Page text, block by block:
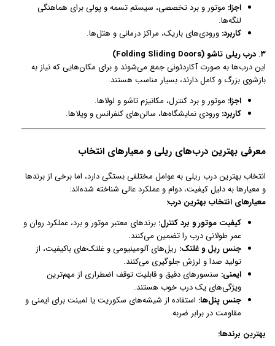
اجزا: موتور و برد تخصصی، سیستم تسمه و پولی برای هماهنگی
لنگه‌ها.
کاربرد: ورودی‌های باریک، مراکز درمانی و هتل‌ها.
۳. درب ریلی تاشو (Folding Sliding Doors)
این درب‌ها به صورت آکاردئونی جمع می‌شوند و برای مکان‌هایی که نیاز به
بازشوی بزرگ و کامل دارند، بسیار مناسب هستند.
اجزا: موتور و برد کنترل، مکانیزم تاشو و لولاها.
کاربرد: ورودی نمایشگاه‌ها، سالن‌های کنفرانس و ویلاها.
معرفی بهترین درب‌های ریلی و معیارهای انتخاب
انتخاب بهترین درب ریلی به عوامل مختلفی بستگی دارد، اما برخی از برندها
و معیارها به دلیل کیفیت، دوام و عملکرد عالی شناخته شده‌اند:
معیارهای انتخاب بهترین درب:
کیفیت موتور و برد کنترل: برندهای معتبر موتور و برد، عملکرد روان و
عمر طولانی درب را تضمین می‌کنند.
جنس ریل و غلتک: ریل‌های آلومینیومی و غلتک‌های باکیفیت، از
تولید صدا و لرزش جلوگیری می‌کنند.
ایمنی: سنسورهای دقیق و قابلیت توقف اضطراری از مهم‌ترین
ویژگی‌های یک درب خوب هستند.
جنس پنل‌ها: استفاده از شیشه‌های سکوریت یا لمینت برای ایمنی و
مقاومت در برابر ضربه.
بهترین برندها: